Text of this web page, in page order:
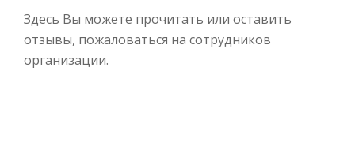
Здесь Вы можете прочитать или оставить
отзывы, пожаловаться на сотрудников
организации.